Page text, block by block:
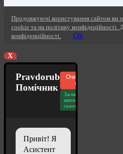
Продовжуючі користування сайтом ви
cookie та на політику конфідеційності.
конфіденційності.
Ок
X
Pravdorub
Помічник
Очистити
чат
Залишилось
питань
сьогодні: 20
Привіт! Я
Асистент